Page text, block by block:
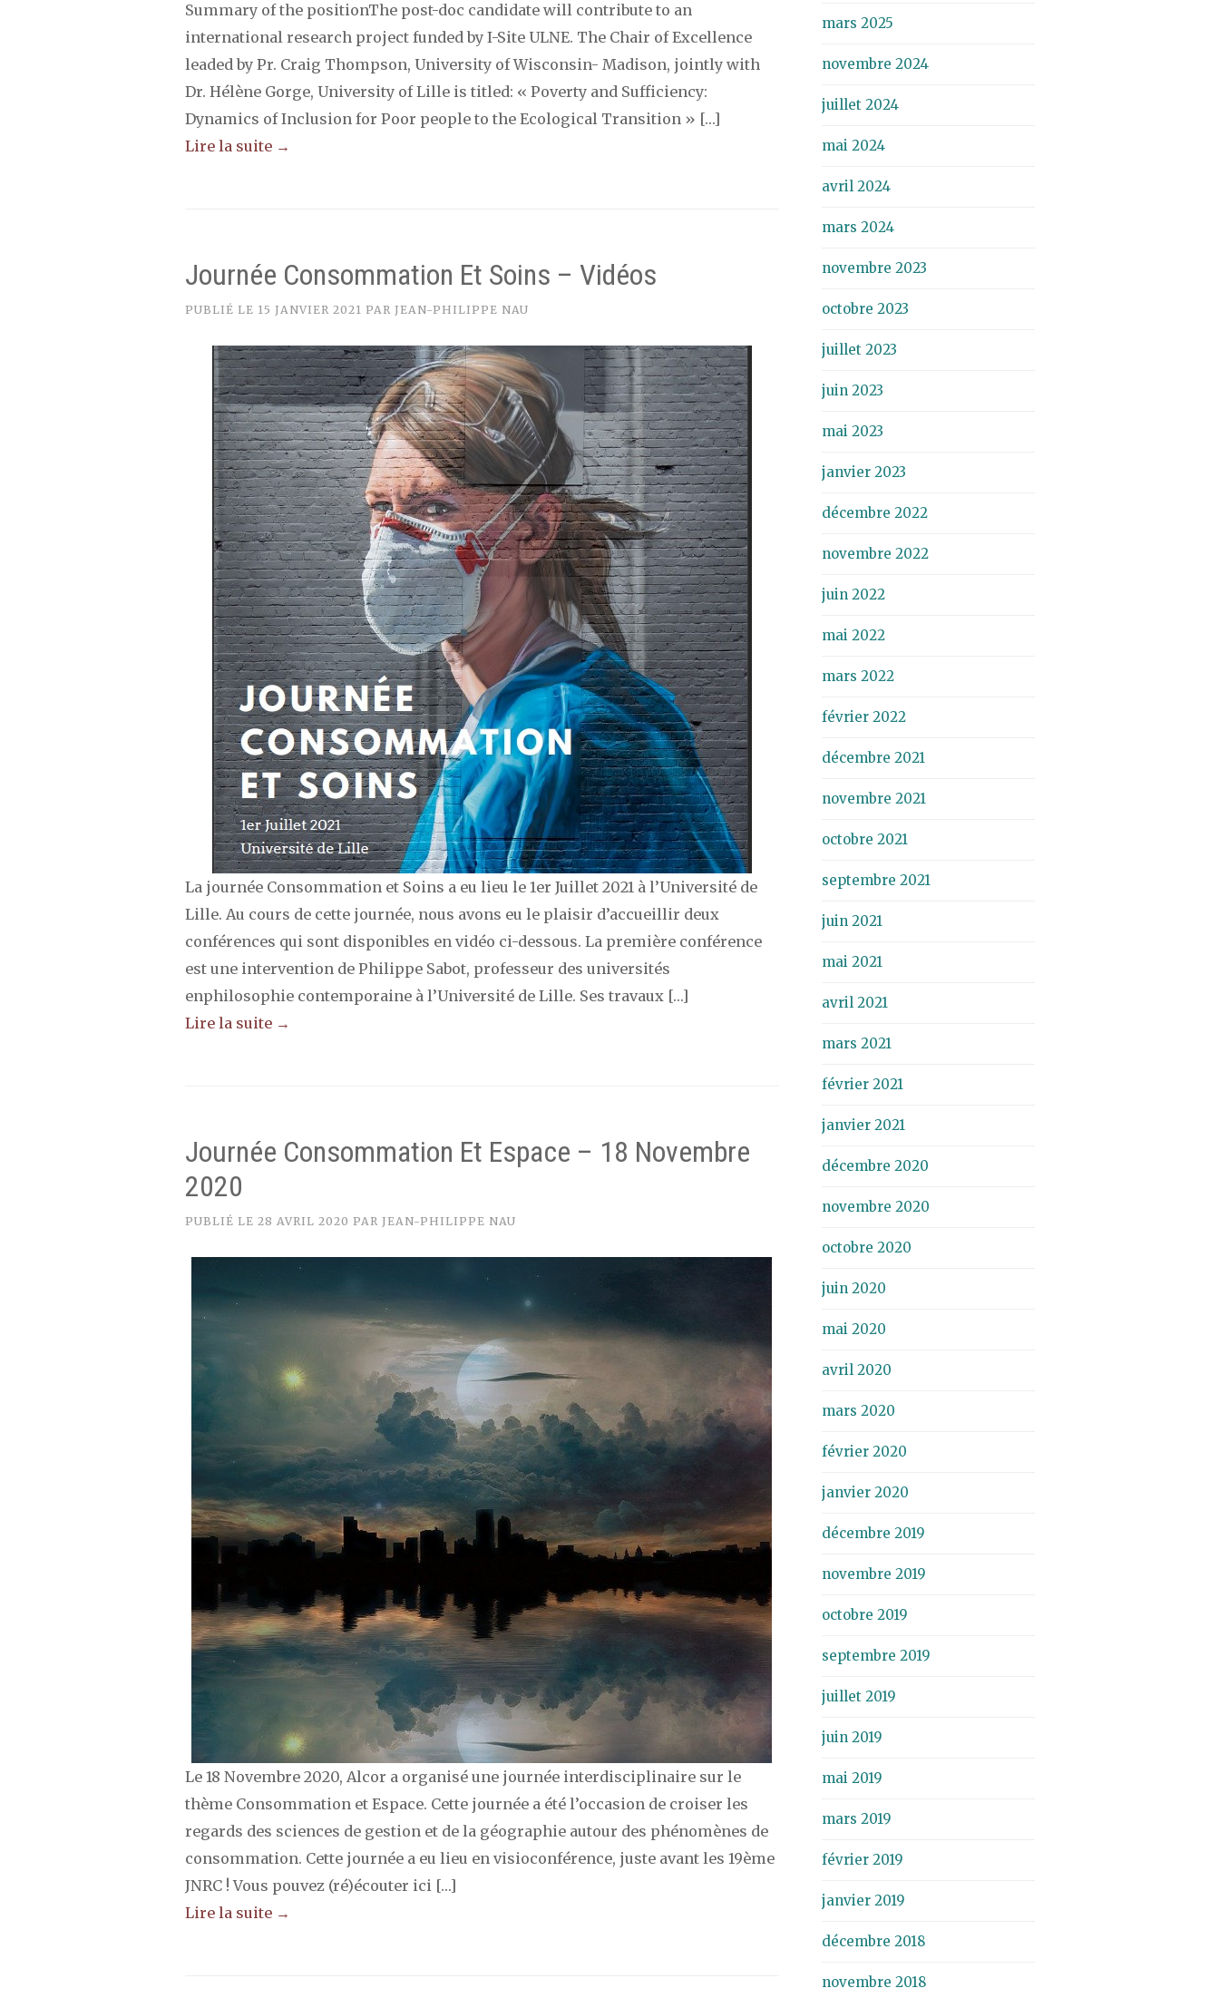
Summary of the positionThe post-doc candidate will contribute to an
international research project funded by I-Site ULNE. The Chair of Excellence
leaded by Pr. Craig Thompson, University of Wisconsin- Madison, jointly with
Dr. Hélène Gorge, University of Lille is titled: « Poverty and Sufficiency:
Dynamics of Inclusion for Poor people to the Ecological Transition » […]
Lire la suite →
Journée Consommation Et Soins – Vidéos
PUBLIÉ LE 15 JANVIER 2021 PAR JEAN-PHILIPPE NAU
La journée Consommation et Soins a eu lieu le 1er Juillet 2021 à l’Université de
Lille. Au cours de cette journée, nous avons eu le plaisir d’accueillir deux
conférences qui sont disponibles en vidéo ci-dessous. La première conférence
est une intervention de Philippe Sabot, professeur des universités
enphilosophie contemporaine à l’Université de Lille. Ses travaux […]
Lire la suite →
Journée Consommation Et Espace – 18 Novembre
2020
PUBLIÉ LE 28 AVRIL 2020 PAR JEAN-PHILIPPE NAU
Le 18 Novembre 2020, Alcor a organisé une journée interdisciplinaire sur le
thème Consommation et Espace. Cette journée a été l’occasion de croiser les
regards des sciences de gestion et de la géographie autour des phénomènes de
consommation. Cette journée a eu lieu en visioconférence, juste avant les 19ème
JNRC ! Vous pouvez (ré)écouter ici […]
Lire la suite →
mars 2025
novembre 2024
juillet 2024
mai 2024
avril 2024
mars 2024
novembre 2023
octobre 2023
juillet 2023
juin 2023
mai 2023
janvier 2023
décembre 2022
novembre 2022
juin 2022
mai 2022
mars 2022
février 2022
décembre 2021
novembre 2021
octobre 2021
septembre 2021
juin 2021
mai 2021
avril 2021
mars 2021
février 2021
janvier 2021
décembre 2020
novembre 2020
octobre 2020
juin 2020
mai 2020
avril 2020
mars 2020
février 2020
janvier 2020
décembre 2019
novembre 2019
octobre 2019
septembre 2019
juillet 2019
juin 2019
mai 2019
mars 2019
février 2019
janvier 2019
décembre 2018
novembre 2018